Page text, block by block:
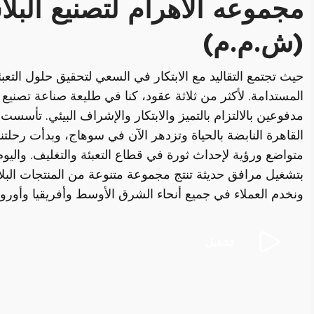
مجموعه الأهرام لتصنيع
(ش.م.م)
حيث تجتمع التقاليد مع الابتكار في السعي لتحقيق حلول
المستدامة. لأكثر من ثلاثة عقود، كنا في طليعة صناعة تصنيع
مدفوعين بالالتزام بالتميز والابتكار والإشراف البيئي.
القاهرة النابضة بالحياة وتزدهر الآن في سوهاج، وبدأت
متواضع ورؤية لإحداث ثورة في قطاع التعبئة والتغليف.
بتشغيل مرافق حديثة تنتج مجموعة متنوعة من المنتجات
ونخدم العملاء في جميع أنحاء الشرق الأوسط وأفريقيا